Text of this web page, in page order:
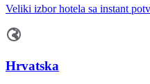
Veliki izbor hotela sa instant
Hrvatska